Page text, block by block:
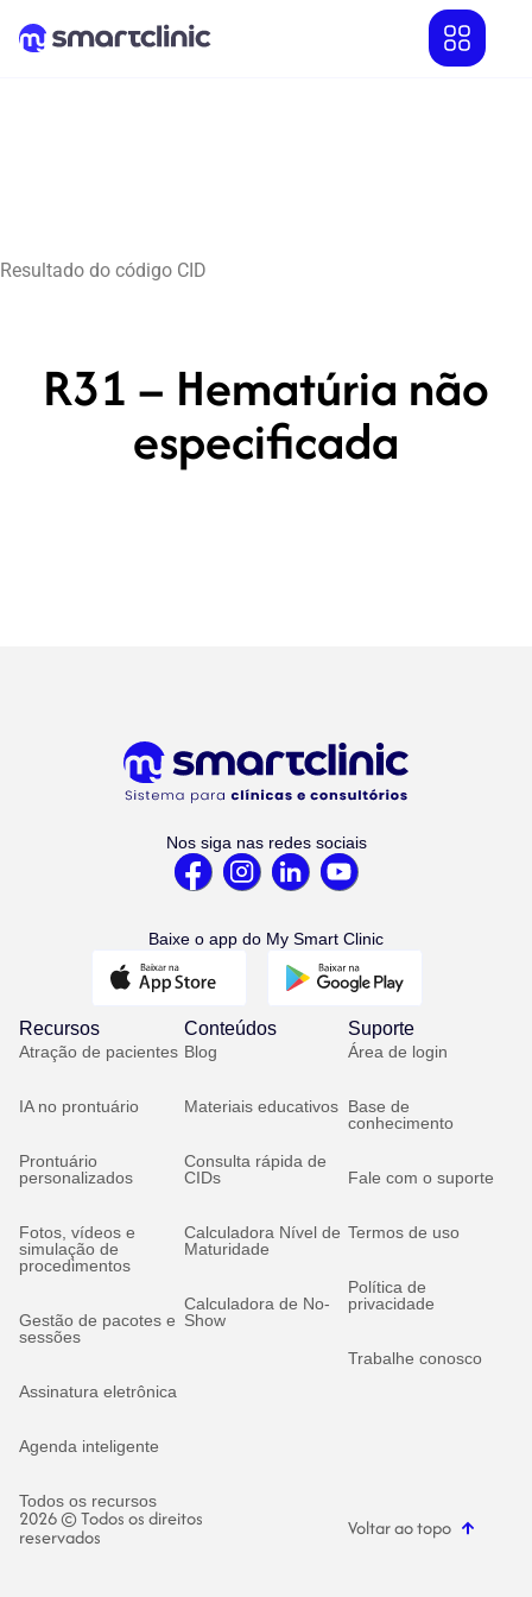
Resultado do código CID
R31 – Hematúria não
especificada
Nos siga nas redes sociais
Baixe o app do My Smart Clinic
Recursos
Atração de pacientes
IA no prontuário
Prontuário
personalizados
Fotos, vídeos e
simulação de
procedimentos
Gestão de pacotes e
sessões
Assinatura eletrônica
Agenda inteligente
Todos os recursos
Conteúdos
Blog
Materiais educativos
Consulta rápida de
CIDs
Calculadora Nível de
Maturidade
Calculadora de No-
Show
Suporte
Área de login
Base de
conhecimento
Fale com o suporte
Termos de uso
Política de
privacidade
Trabalhe conosco
2026 © Todos os direitos
reservados Voltar ao topo